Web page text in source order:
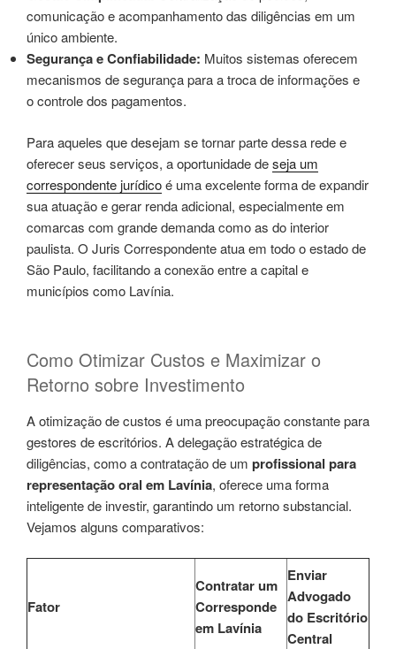
comunicação e acompanhamento das diligências em um
único ambiente.
Segurança e Confiabilidade: Muitos sistemas oferecem
mecanismos de segurança para a troca de informações e
o controle dos pagamentos.
Para aqueles que desejam se tornar parte dessa rede e
oferecer seus serviços, a oportunidade deseja um
correspondente jurídicoé uma excelente forma de expandir
sua atuação e gerar renda adicional, especialmente em
comarcas com grande demanda como as do interior
paulista. O Juris Correspondente atua em todo o estado de
São Paulo, facilitando a conexão entre a capital e
municípios como Lavínia.
Como Otimizar Custos e Maximizar o
Retorno sobre Investimento
A otimização de custos é uma preocupação constante para
gestores de escritórios. A delegação estratégica de
diligências, como a contratação de um profissional para
representação oral em Lavínia, oferece uma forma
inteligente de investir, garantindo um retorno substancial.
Vejamos alguns comparativos:
Fator
Contratar um
Corresponde
em Lavínia
Enviar
Advogado
do Escritório
Central